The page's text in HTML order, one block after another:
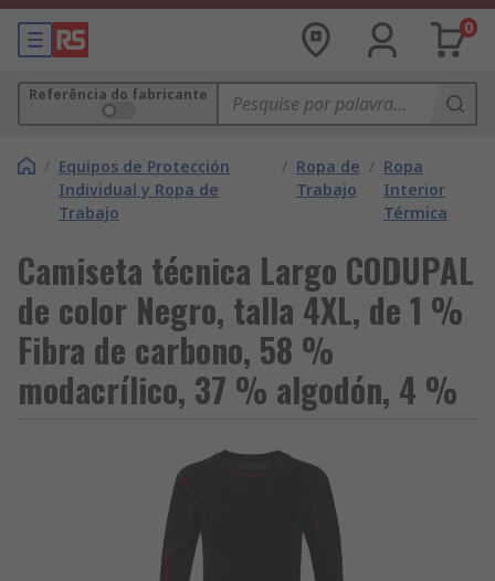
0
Referência do fabricante
/ Equipos de Protección
Individual y Ropa de
Trabajo
/ Ropa de
Trabajo
/ Ropa
Interior
Térmica
Camiseta técnica Largo CODUPAL
de color Negro, talla 4XL, de 1 %
Fibra de carbono, 58 %
modacrílico, 37 % algodón, 4 %